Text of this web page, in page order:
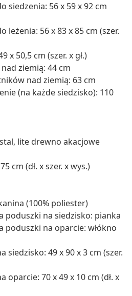
siedzenia: 56 x 59 x 92 cm
leżenia: 56 x 83 x 85 cm (szer.
x 50,5 cm (szer. x gł.)
ziemią: 44 cm
nad ziemią: 63 cm
(na każde siedzisko): 110
lite drewno akacjowe
cm (dł. x szer. x wys.)
(100% poliester)
poduszki na siedzisko: pianka
poduszki na oparcie: włókno
siedzisko: 49 x 90 x 3 cm (szer.
oparcie: 70 x 49 x 10 cm (dł. x